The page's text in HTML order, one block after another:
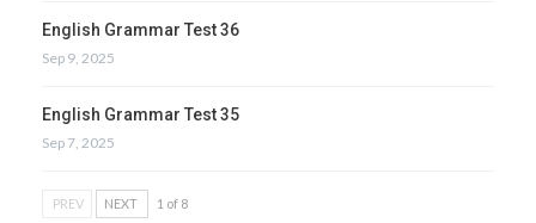
English Grammar Test 36
Sep 9, 2025
English Grammar Test 35
Sep 7, 2025
PREV NEXT 1 of 8